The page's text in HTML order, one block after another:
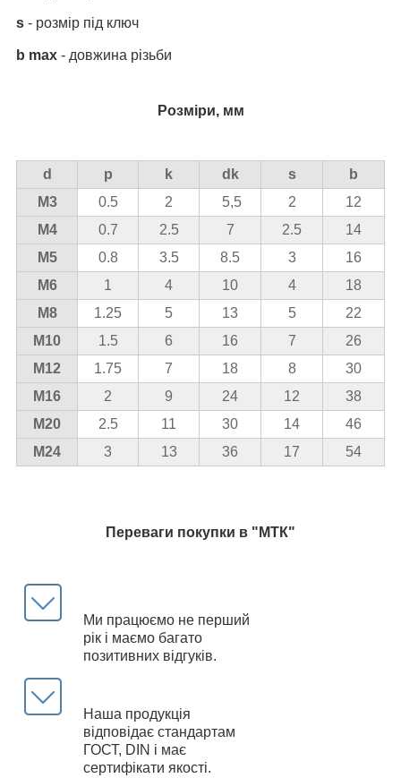
s - розмір під ключ
b max - довжина різьби
Розміри, мм
d p k dk s
b
М3
0.5 2 5,5 2
12
М4
0.7 2.5 7 2.5
14
М5
0.8 3.5 8.5 3
16
М6
1 4 10 4
18
М8
1.25 5 13 5
22
М10
1.5 6 16 7
26
М12
1.75 7 18 8
30
М16
2 9 24 12
38
М20
2.5 11 30 14
46
М24
3 13 36 17 54
Переваги покупки в "МТК"
Ми працюємо не перший
рік і маємо багато
позитивних відгуків.
Наша продукція
відповідає стандартам
ГОСТ, DIN і має
сертифікати якості.